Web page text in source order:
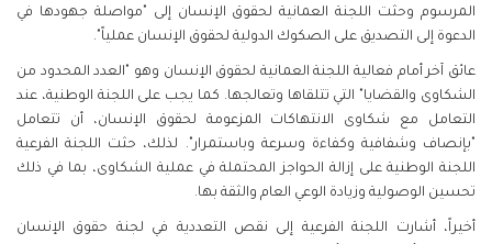
المرسوم وحثت اللجنة العمانية لحقوق الإنسان إلى "مواصلة جهودها في
الدعوة إلى التصديق على الصكوك الدولية لحقوق الإنسان عملياً".
عائق آخر أمام فعالية اللجنة العمانية لحقوق الإنسان وهو "العدد المحدود من
الشكاوى والقضايا" التي تتلقاها وتعالجها. كما يجب على اللجنة الوطنية، عند
التعامل مع شكاوى الانتهاكات المزعومة لحقوق الإنسان، أن تتعامل
"بإنصاف وشفافية وكفاءة وسرعة وباستمرار". لذلك، حثت اللجنة الفرعية
اللجنة الوطنية على إزالة الحواجز المحتملة في عملية الشكاوى، بما في ذلك
تحسين الوصولية وزيادة الوعي العام والثقة بها.
أخيراً، أشارت اللجنة الفرعية إلى نقص التعددية في لجنة حقوق الإنسان